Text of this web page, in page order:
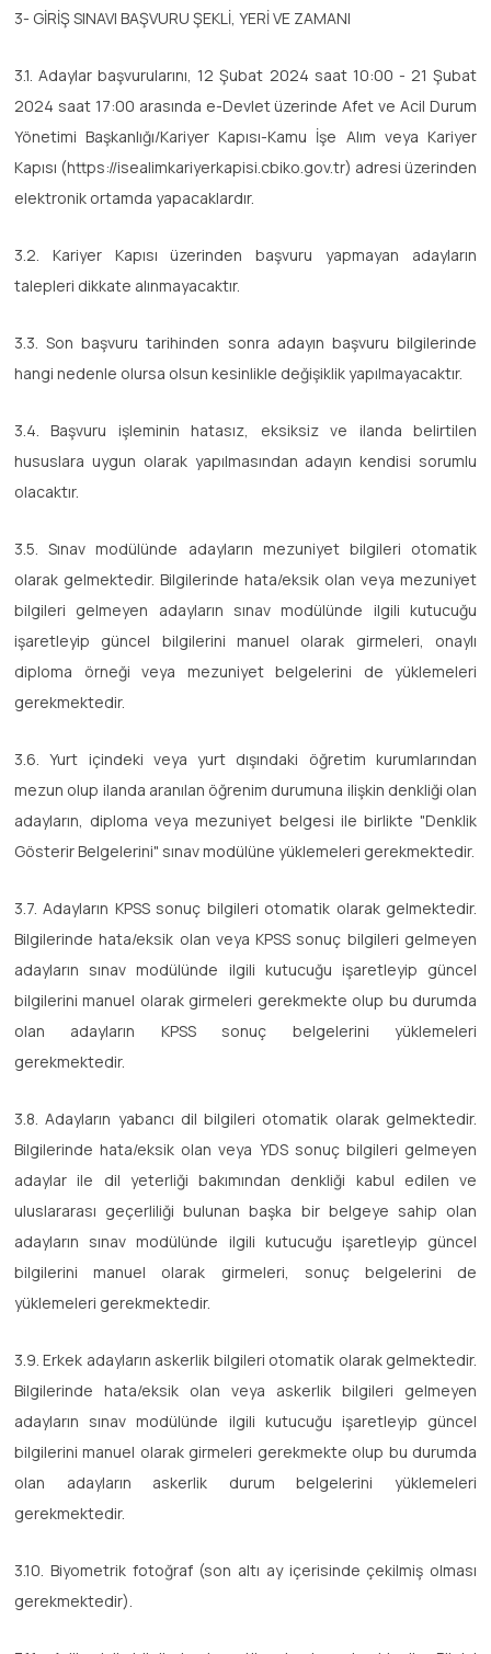
3- GİRİŞ SINAVI BAŞVURU ŞEKLİ, YERİ VE ZAMANI
3.1. Adaylar başvurularını, 12 Şubat 2024 saat 10:00 - 21 Şubat
2024 saat 17:00 arasında e-Devlet üzerinde Afet ve Acil Durum
Yönetimi Başkanlığı/Kariyer Kapısı-Kamu İşe Alım veya Kariyer
Kapısı (https://isealimkariyerkapisi.cbiko.gov.tr) adresi üzerinden
elektronik ortamda yapacaklardır.
3.2. Kariyer Kapısı üzerinden başvuru yapmayan adayların
talepleri dikkate alınmayacaktır.
3.3. Son başvuru tarihinden sonra adayın başvuru bilgilerinde
hangi nedenle olursa olsun kesinlikle değişiklik yapılmayacaktır.
3.4. Başvuru işleminin hatasız, eksiksiz ve ilanda belirtilen
hususlara uygun olarak yapılmasından adayın kendisi sorumlu
olacaktır.
3.5. Sınav modülünde adayların mezuniyet bilgileri otomatik
olarak gelmektedir. Bilgilerinde hata/eksik olan veya mezuniyet
bilgileri gelmeyen adayların sınav modülünde ilgili kutucuğu
işaretleyip güncel bilgilerini manuel olarak girmeleri, onaylı
diploma örneği veya mezuniyet belgelerini de yüklemeleri
gerekmektedir.
3.6. Yurt içindeki veya yurt dışındaki öğretim kurumlarından
mezun olup ilanda aranılan öğrenim durumuna ilişkin denkliği olan
adayların, diploma veya mezuniyet belgesi ile birlikte "Denklik
Gösterir Belgelerini" sınav modülüne yüklemeleri gerekmektedir.
3.7. Adayların KPSS sonuç bilgileri otomatik olarak gelmektedir.
Bilgilerinde hata/eksik olan veya KPSS sonuç bilgileri gelmeyen
adayların sınav modülünde ilgili kutucuğu işaretleyip güncel
bilgilerini manuel olarak girmeleri gerekmekte olup bu durumda
olan adayların KPSS sonuç belgelerini yüklemeleri
gerekmektedir.
3.8. Adayların yabancı dil bilgileri otomatik olarak gelmektedir.
Bilgilerinde hata/eksik olan veya YDS sonuç bilgileri gelmeyen
adaylar ile dil yeterliği bakımından denkliği kabul edilen ve
uluslararası geçerliliği bulunan başka bir belgeye sahip olan
adayların sınav modülünde ilgili kutucuğu işaretleyip güncel
bilgilerini manuel olarak girmeleri, sonuç belgelerini de
yüklemeleri gerekmektedir.
3.9. Erkek adayların askerlik bilgileri otomatik olarak gelmektedir.
Bilgilerinde hata/eksik olan veya askerlik bilgileri gelmeyen
adayların sınav modülünde ilgili kutucuğu işaretleyip güncel
bilgilerini manuel olarak girmeleri gerekmekte olup bu durumda
olan adayların askerlik durum belgelerini yüklemeleri
gerekmektedir.
3.10. Biyometrik fotoğraf (son altı ay içerisinde çekilmiş olması
gerekmektedir).